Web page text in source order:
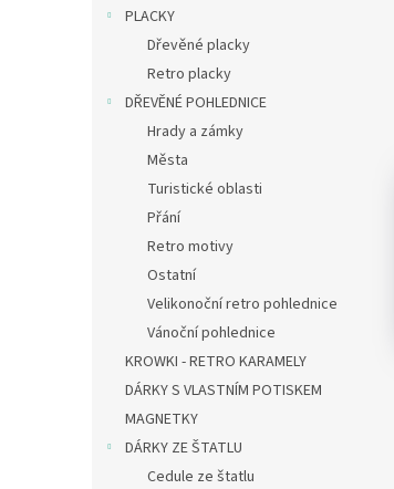
PLACKY
Dřevěné placky
Retro placky
DŘEVĚNÉ POHLEDNICE
Hrady a zámky
Města
Turistické oblasti
Přání
Retro motivy
Ostatní
Velikonoční retro pohlednice
Vánoční pohlednice
KROWKI - RETRO KARAMELY
DÁRKY S VLASTNÍM POTISKEM
MAGNETKY
DÁRKY ZE ŠTATLU
Cedule ze štatlu